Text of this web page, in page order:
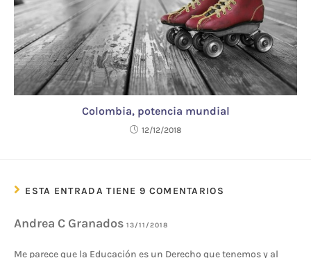
Colombia, potencia mundial
12/12/2018
ESTA ENTRADA TIENE 9 COMENTARIOS
Andrea C Granados 13/11/2018
Me parece que la Educación es un Derecho que tenemos y al